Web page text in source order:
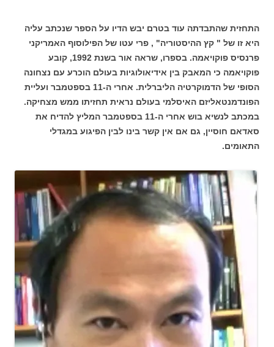
התחזית שהתבדתה עוד בטרם יבש הדיו על הספר שנכתב עליה
היא זו של " קץ ההיסטוריה" , פרי עטו של הפילוסוף האמריקני
פרנסיס פוקויאמה. בספרו, שראה אור בשנת 1992, קובע
פוקויאמה כי המאבק בין אידיאולוגיות בעולם הוכרע עם נצחונה
הסופי של הדמוקרטיה הליברלית. אחרי ה-11 בספטמבר ועליית
הפונדמנטאליזם האיסלמי בעולם נראית תחזיתו ממש מצחיקה.
במכתב לנשיא בוש אחרי ה-11 בספטמבר המליץ להדיח את
סאדאם חוסיין, גם אם אין קשר בינו לבין הפיגוע במגדלי
התאומים.